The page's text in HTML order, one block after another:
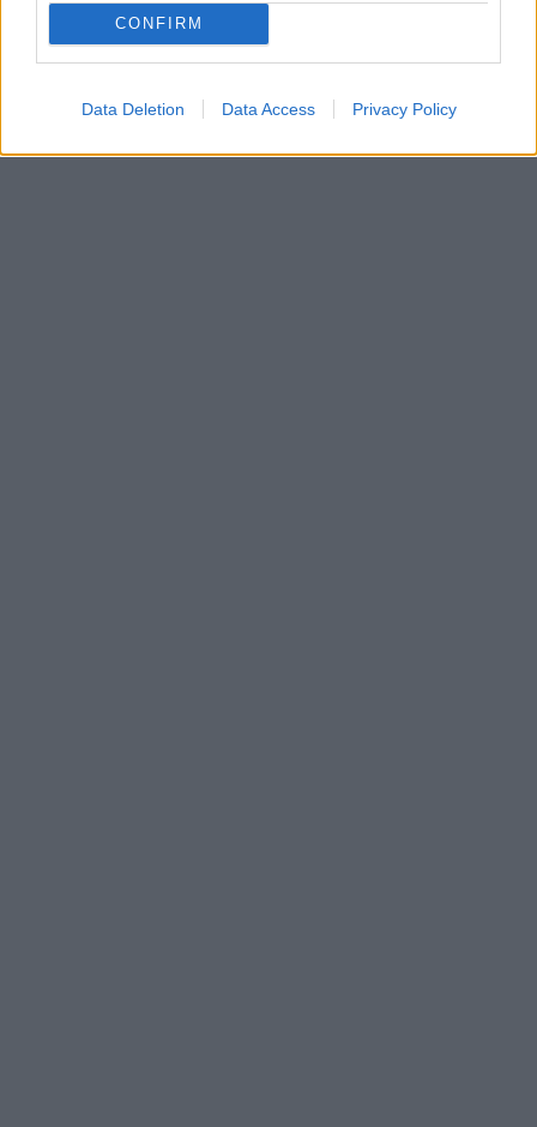
CONFIRM
Data Deletion Data Access Privacy Policy